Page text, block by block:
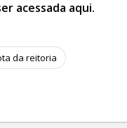
acessada aqui.
da reitoria